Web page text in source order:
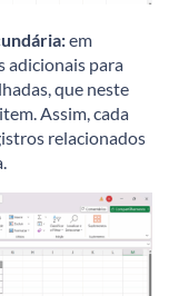
em
adicionais para
que neste
Assim, cada
relacionados